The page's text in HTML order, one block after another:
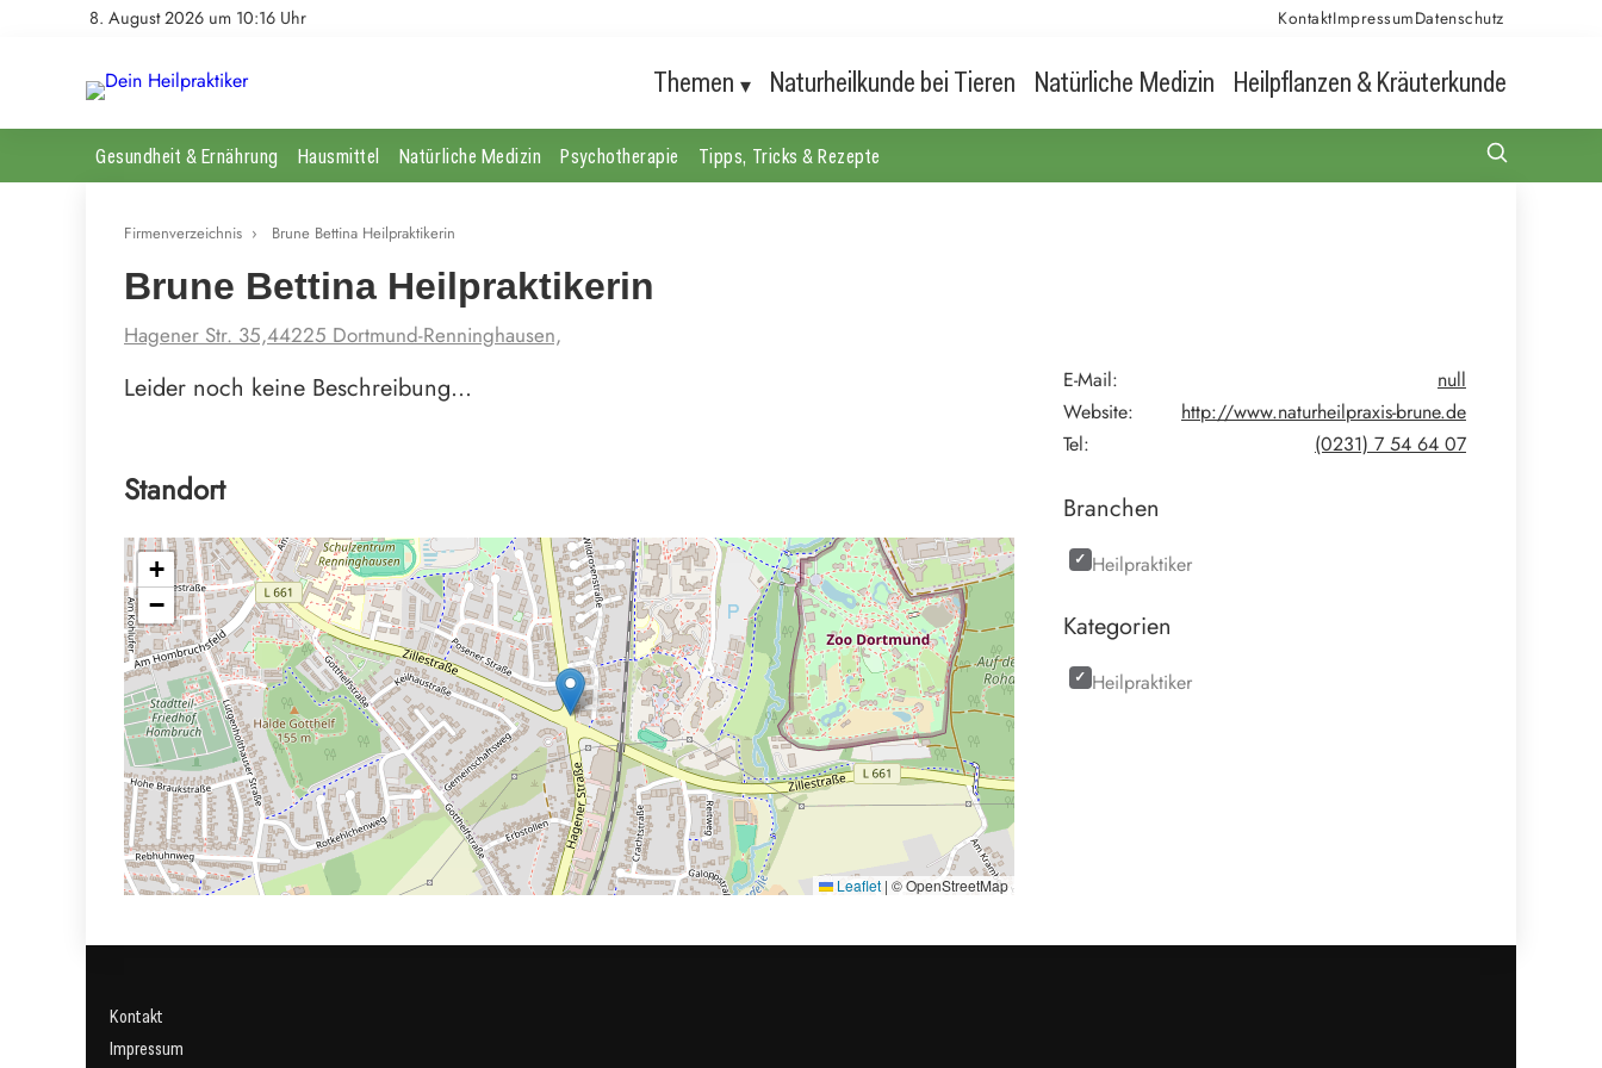
8. August 2026 um 10:16 Uhr KontaktImpressumDatenschutz
Themen Naturheilkunde bei Tieren Natürliche Medizin Heilpflanzen & Kräuterkunde
Gesundheit & Ernährung Hausmittel Natürliche Medizin Psychotherapie Tipps, Tricks & Rezepte
Firmenverzeichnis › Brune Bettina Heilpraktikerin
Brune Bettina Heilpraktikerin
Hagener Str. 35,44225 Dortmund-Renninghausen,
Leider noch keine Beschreibung…
Standort
+
−
Leaflet | © OpenStreetMap
E-Mail:
null
Website:
http://www.naturheilpraxis-brune.de
Tel:
(0231) 7 54 64 07
Branchen
Heilpraktiker
Kategorien
Heilpraktiker
Kontakt
Impressum